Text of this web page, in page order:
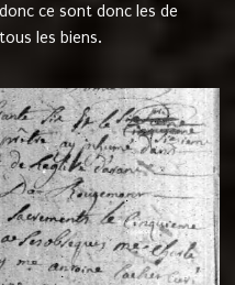
ce sont donc les de
les biens.